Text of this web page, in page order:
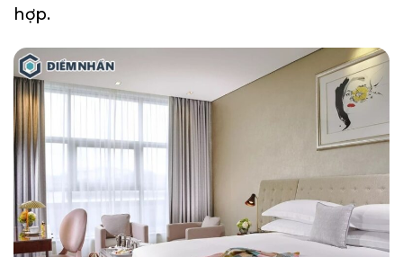
hợp.